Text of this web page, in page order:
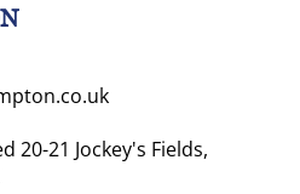
20-21 Jockey's Fields,